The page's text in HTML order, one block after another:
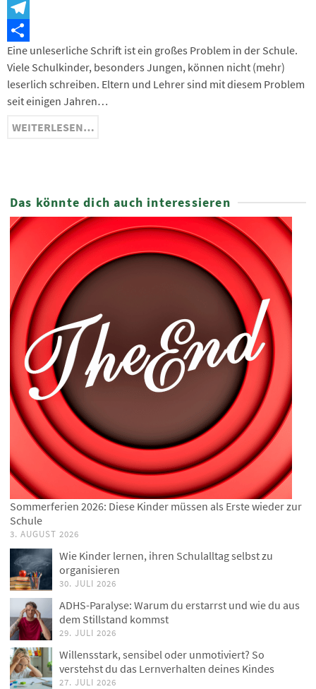
Snapchat
Telegram
Teilen
Eine unleserliche Schrift ist ein großes Problem in der Schule.
Viele Schulkinder, besonders Jungen, können nicht (mehr)
leserlich schreiben. Eltern und Lehrer sind mit diesem Problem
seit einigen Jahren…
WEITERLESEN…
Das könnte dich auch interessieren
Sommerferien 2026: Diese Kinder müssen als Erste wieder zur
Schule
3. AUGUST 2026
Wie Kinder lernen, ihren Schulalltag selbst zu
organisieren
30. JULI 2026
ADHS-Paralyse: Warum du erstarrst und wie du aus
dem Stillstand kommst
29. JULI 2026
Willensstark, sensibel oder unmotiviert? So
verstehst du das Lernverhalten deines Kindes
27. JULI 2026